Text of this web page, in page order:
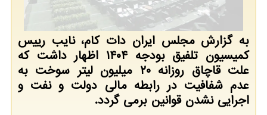
به گزارش مجلس ایران دات کام، نایب رییس
کمیسیون تلفیق بودجه ۱۴۰۴ اظهار داشت که
علت قاچاق روزانه ۲۰ میلیون لیتر سوخت به
عدم شفافیت در رابطه مالی دولت و نفت و
اجرایی نشدن قوانین برمی گردد.